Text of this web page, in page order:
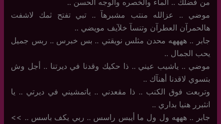
من فضلك .. المآء والخصره والوجه الحسن ..
موضي .. عزالله منتب مشبرهآ .. تبي تفتح ثمك لاشفت
هالحمرآن العطرآن وتنسآ خلآيف مويضي ..
جابر .. ههههه محدن مثلس نويقتي .. بس خبرس .. ربس جميل
يحب الجمال ..
موضي .. ياشيب عيني .. ذا حكيك وقدنا في ديرتنا .. أجل وش
بتسوي لاقدنا أهنآك ..
وتربعت فوق الكنب .. ذا مقعدني .. ياتمشيني في ديرتي .. يا
انثبرر هنيا بداري ..
جابر .. هههه ول ول ما أيبس راسس .. ربي يكف باسس .. >>